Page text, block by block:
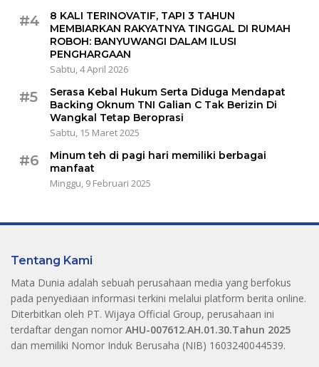
#4
8 KALI TERINOVATIF, TAPI 3 TAHUN
MEMBIARKAN RAKYATNYA TINGGAL DI RUMAH
ROBOH: BANYUWANGI DALAM ILUSI
PENGHARGAAN
Sabtu, 4 April 2026
#5
Serasa Kebal Hukum Serta Diduga Mendapat
Backing Oknum TNI Galian C Tak Berizin Di
Wangkal Tetap Beroprasi
Sabtu, 15 Maret 2025
#6
Minum teh di pagi hari memiliki berbagai
manfaat
Minggu, 9 Februari 2025
Tentang Kami
Mata Dunia adalah sebuah perusahaan media yang berfokus
pada penyediaan informasi terkini melalui platform berita online.
Diterbitkan oleh PT. Wijaya Official Group, perusahaan ini
terdaftar dengan nomor AHU-007612.AH.01.30.Tahun 2025
dan memiliki Nomor Induk Berusaha (NIB) 1603240044539.